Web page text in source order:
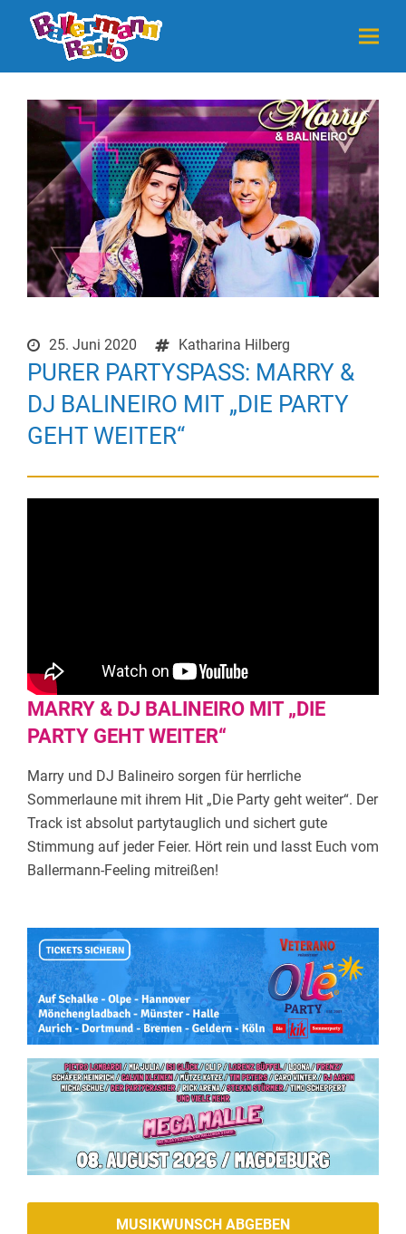
25. Juni 2020 Katharina Hilberg
PURER PARTYSPASS: MARRY & D
J BALINEIRO MIT „DIE PARTY G
EHT WEITER“
MARRY & DJ BALINEIRO MIT „DIE
PARTY GEHT WEITER“
Marry und DJ Balineiro sorgen für herrliche
Sommerlaune mit ihrem Hit „Die Party geht weiter“. Der
Track ist absolut partytauglich und sichert gute
Stimmung auf jeder Feier. Hört rein und lasst Euch vom
Ballermann-Feeling mitreißen!
MUSIKWUNSCH ABGEBEN